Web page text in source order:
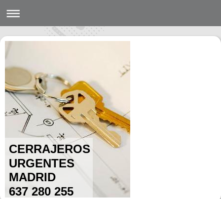
CERRAJEROS
URGENTES
MADRID
637 280 255